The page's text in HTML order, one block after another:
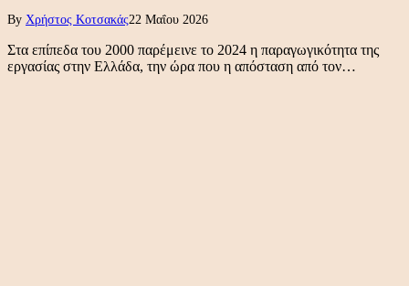
By Χρήστος Κοτσακάς22 Μαΐου 2026
Στα επίπεδα του 2000 παρέμεινε το 2024 η παραγωγικότητα της
εργασίας στην Ελλάδα, την ώρα που η απόσταση από τον…